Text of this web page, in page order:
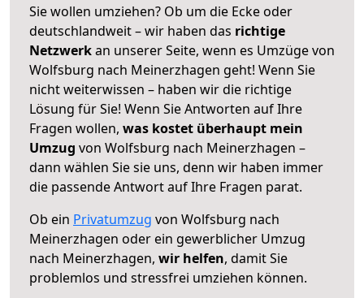
Sie wollen umziehen? Ob um die Ecke oder
deutschlandweit – wir haben das richtige
Netzwerkan unserer Seite, wenn es Umzüge von
Wolfsburg nach Meinerzhagen geht! Wenn Sie
nicht weiterwissen – haben wir die richtige
Lösung für Sie! Wenn Sie Antworten auf Ihre
Fragen wollen, was kostet überhaupt mein
Umzug von Wolfsburg nach Meinerzhagen –
dann wählen Sie sie uns, denn wir haben immer
die passende Antwort auf Ihre Fragen parat.
Ob ein Privatumzug von Wolfsburg nach
Meinerzhagen oder ein gewerblicher Umzug
nach Meinerzhagen, wir helfen, damit Sie
problemlos und stressfrei umziehen können.